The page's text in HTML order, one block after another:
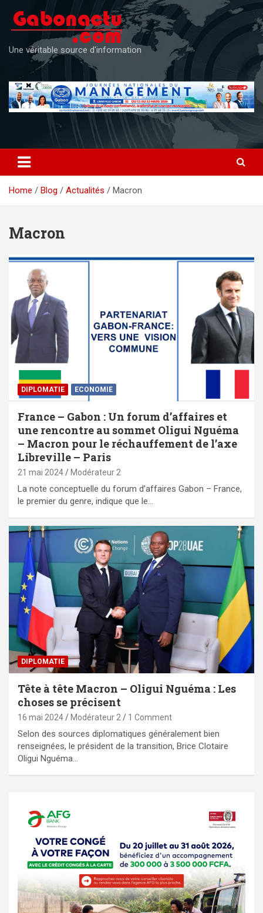
content
Une véritable source d'information
Home Blog Actualités Macron
Macron
DIPLOMATIE ECONOMIE
France – Gabon : Un forum d’affaires et
une rencontre au sommet Oligui Nguéma
– Macron pour le réchauffement de l’axe
Libreville – Paris
21 mai 2024 Modérateur 2
La note conceptuelle du forum d’affaires Gabon – France,
le premier du genre, indique que le…
DIPLOMATIE
Tête à tête Macron – Oligui Nguéma : Les
choses se précisent
16 mai 2024 Modérateur 2 1 Comment
Selon des sources diplomatiques généralement bien
renseignées, le président de la transition, Brice Clotaire
Oligui Nguéma…